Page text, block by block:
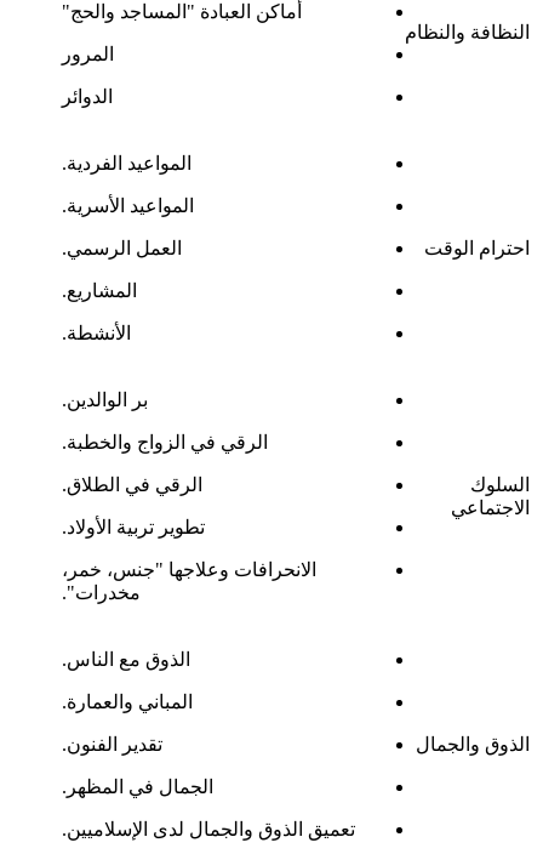
النظافة والنظام
أماكن العبادة "المساجد والحج"
المرور
الدوائر
احترام الوقت
المواعيد الفردية.
المواعيد الأسرية.
العمل الرسمي.
المشاريع.
الأنشطة.
السلوك
الاجتماعي
بر الوالدين.
الرقي في الزواج والخطبة.
الرقي في الطلاق.
تطوير تربية الأولاد.
الانحرافات وعلاجها "جنس، خمر،
مخدرات".
الذوق والجمال
الذوق مع الناس.
المباني والعمارة.
تقدير الفنون.
الجمال في المظهر.
تعميق الذوق والجمال لدى الإسلاميين.